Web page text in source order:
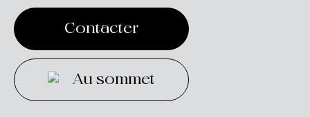
Contacter
Contacter
Au sommet